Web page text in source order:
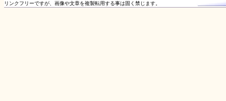
リンクフリーですが、画像や文章を複製転用する事は固く禁じます。